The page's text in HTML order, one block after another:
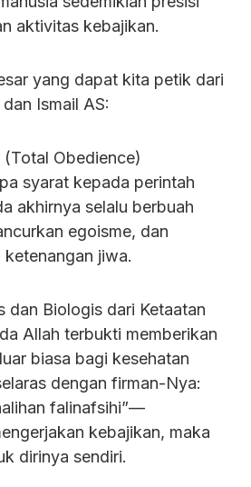
aktivitas kebajikan.
yang dapat kita petik dari
Ismail AS:
(Total Obedience)
syarat kepada perintah
akhirnya selalu berbuah
egoisme, dan
ketenangan jiwa.
dan Biologis dari Ketaatan
Allah terbukti memberikan
biasa bagi kesehatan
dengan firman-Nya:
falinafsihi”—
kebajikan, maka
dirinya sendiri.